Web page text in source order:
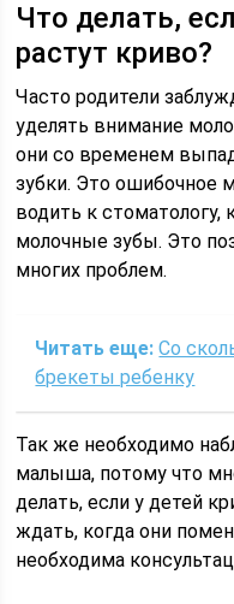
Что делать,
растут криво?
Часто родители
уделять внимание
они со временем
зубки. Это ошибочное
водить к стоматологу,
молочные зубы. Это
многих проблем.
Читать еще: Со
брекеты ребенку
Так же необходимо
малыша, потому что
делать, если у детей
ждать, когда они
необходима